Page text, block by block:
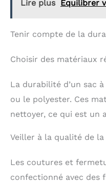
Lire plus Équilibrer
Tenir compte de la
Choisir des matériaux
La durabilité d’un sac
ou le polyester. Ces
nettoyer, ce qui est un
Veiller à la qualité de
Les coutures et
confectionné avec des